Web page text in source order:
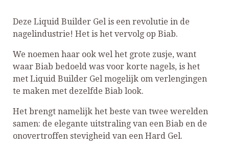
Deze Liquid Builder Gel is een revolutie in de
nagelindustrie! Het is het vervolg op Biab.
We noemen haar ook wel het grote zusje, want
waar Biab bedoeld was voor korte nagels, is het
met Liquid Builder Gel mogelijk om verlengingen
te maken met dezelfde Biab look.
Het brengt namelijk het beste van twee werelden
samen: de elegante uitstraling van een Biab en de
onovertroffen stevigheid van een Hard Gel.